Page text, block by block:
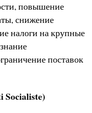
повышение
снижение
налоги на крупные
поставок
Socialiste)